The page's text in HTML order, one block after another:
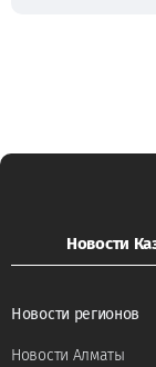
Новости
Новости регионов
Новости Алматы